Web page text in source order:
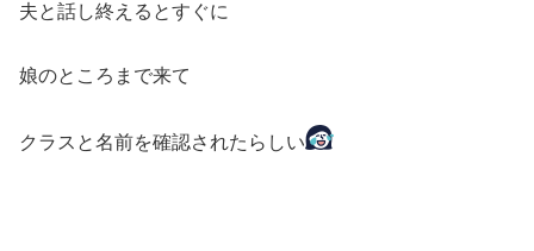
夫と話し終えるとすぐに
娘のところまで来て
クラスと名前を確認されたらしい